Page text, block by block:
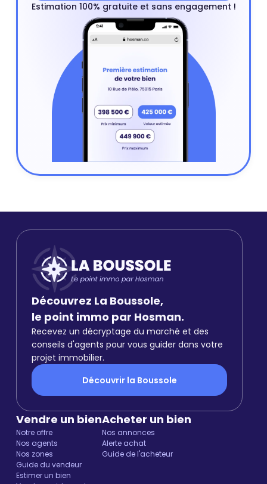
Estimation 100% gratuite et sans engagement !
Découvrez La Boussole,
le point immo par Hosman.
Recevez un décryptage du marché et des
conseils d'agents pour vous guider dans votre
projet immobilier.
Découvrir la Boussole
Vendre un bien
Notre offre
Nos agents
Nos zones
Guide du vendeur
Estimer un bien
Acheter un bien
Nos annonces
Alerte achat
Guide de l'acheteur